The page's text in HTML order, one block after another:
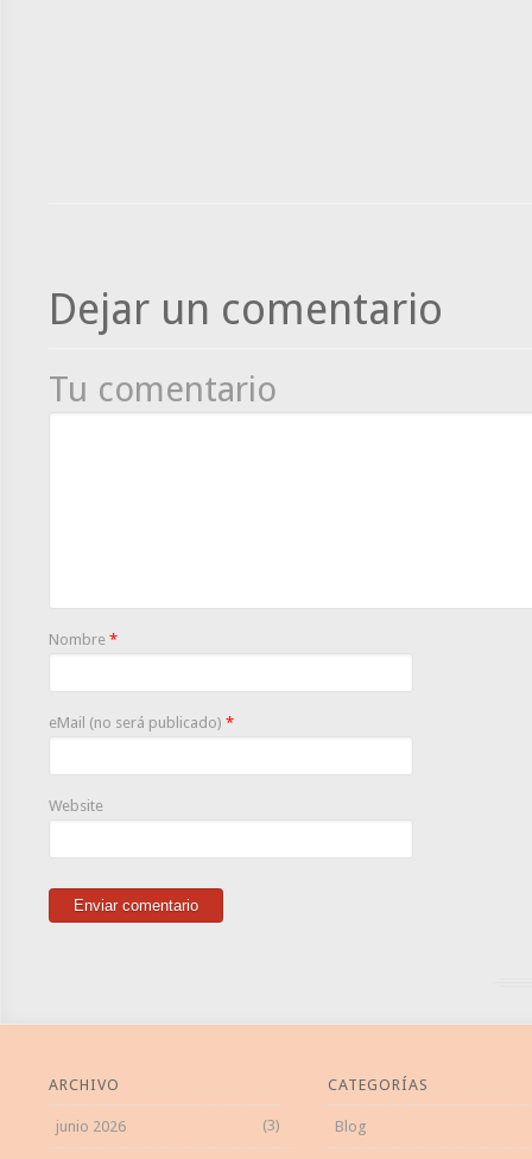
Dejar un comentario
Tu comentario
Nombre *
eMail (no será publicado) *
Website
ARCHIVO
junio 2026 (3)
CATEGORÍAS
Blog